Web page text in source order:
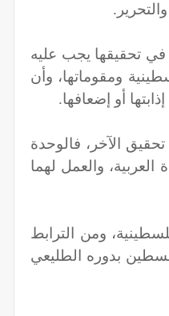
في تحقيقها يجب عليه
ومقوماتها، وأن
أو إضعافها.
الآخر، فالوحدة
والعمل لهما
ومن الترابط
بدوره الطليعي